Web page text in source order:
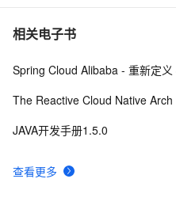
相关电子书
查看更多
Spring Cloud Alibaba - 重新定
The Reactive Cloud Native Arch
JAVA开发手册1.5.0